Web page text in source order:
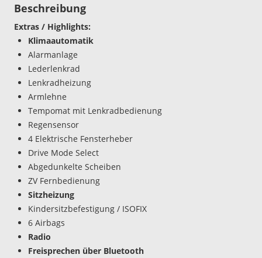
Beschreibung
Extras / Highlights:
Klimaautomatik
Alarmanlage
Lederlenkrad
Lenkradheizung
Armlehne
Tempomat mit Lenkradbedienung
Regensensor
4 Elektrische Fensterheber
Drive Mode Select
Abgedunkelte Scheiben
ZV Fernbedienung
Sitzheizung
Kindersitzbefestigung / ISOFIX
6 Airbags
Radio
Freisprechen über Bluetooth